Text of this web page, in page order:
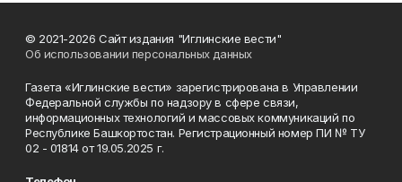
© 2021-2026 Сайт издания "Иглинские вести"
Об использовании персональных данных
Газета «Иглинские вести» зарегистрирована в Управлении
Федеральной службы по надзору в сфере связи,
информационных технологий и массовых коммуникаций по
Республике Башкортостан. Регистрационный номер ПИ № ТУ
02 - 01814 от 19.05.2025 г.